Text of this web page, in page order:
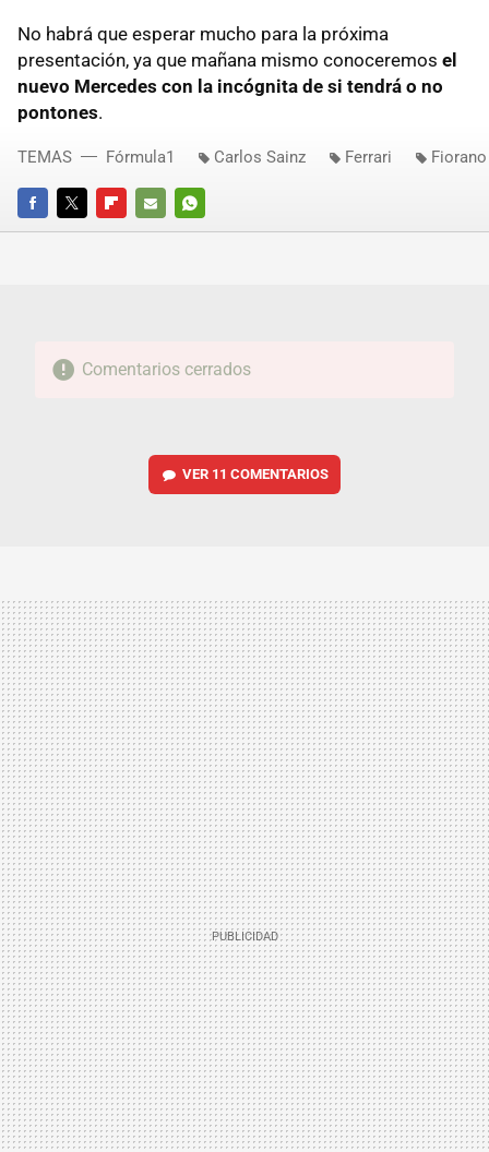
No habrá que esperar mucho para la próxima
presentación, ya que mañana mismo conoceremos el
nuevo Mercedes con la incógnita de si tendrá o no
pontones.
FACEBOOKTWITTERFLIPBOARD
E-
WHATSAPP
TEMAS Fórmula1 Carlos Sainz Ferrari Fiorano
Comentarios cerrados
VER 11 COMENTARIOS